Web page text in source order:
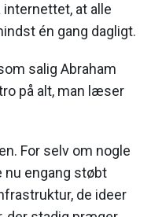
internettet, at alle
én gang dagligt.
salig Abraham
på alt, man læser
For selv om nogle
nu engang støbt
de ideer